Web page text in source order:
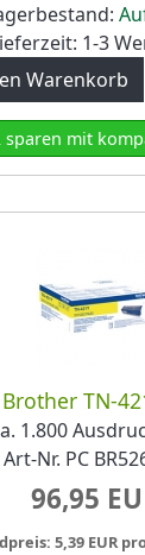
1-3
Warenkorb
sparen mit
TN-
1.800
Nr. PC
96,95
5,39 EUR